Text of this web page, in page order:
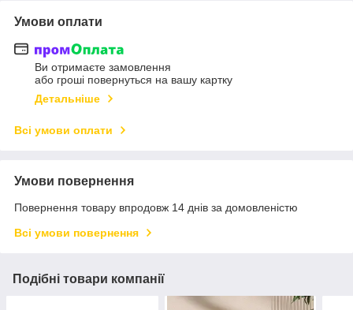
Умови оплати
Ви отримаєте замовлення
або гроші повернуться на вашу картку
Детальніше
Всі умови оплати
Умови повернення
Повернення товару впродовж 14 днів за домовленістю
Всі умови повернення
Подібні товари компанії